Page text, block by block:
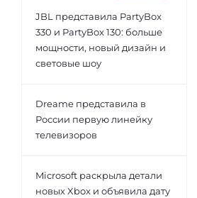
JBL представила PartyBox
330 и PartyBox 130: больше
мощности, новый дизайн и
световые шоу
Dreame представила в
России первую линейку
телевизоров
Microsoft раскрыла детали
новых Xbox и объявила дату